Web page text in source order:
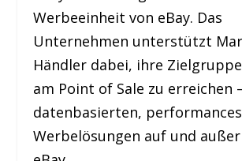
Werbeeinheit von eBay. Das
Unternehmen unterstützt
Händler dabei, ihre
am Point of Sale zu erreichen
datenbasierten,
Werbelösungen auf und